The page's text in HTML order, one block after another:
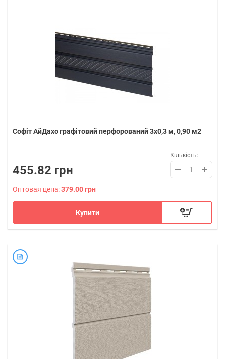
Софіт АйДахо графітовий перфорований 3х0,3 м, 0,90 м2
455.82 грн
Кількість:
Оптовая цена:379.00 грн
Купити